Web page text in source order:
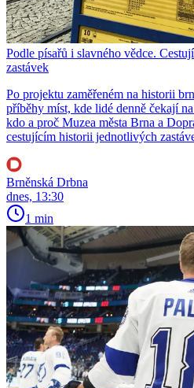
Podle písařů i slavného vědce.
zastávek
Po projektu zaměřeném na historii
příběhy míst, kde lidé denně čekají
kdo a proč Muzea města Brna a
cestujícím historii jednotlivých
Brněnská Drbna
dnes, 13:30
1 min